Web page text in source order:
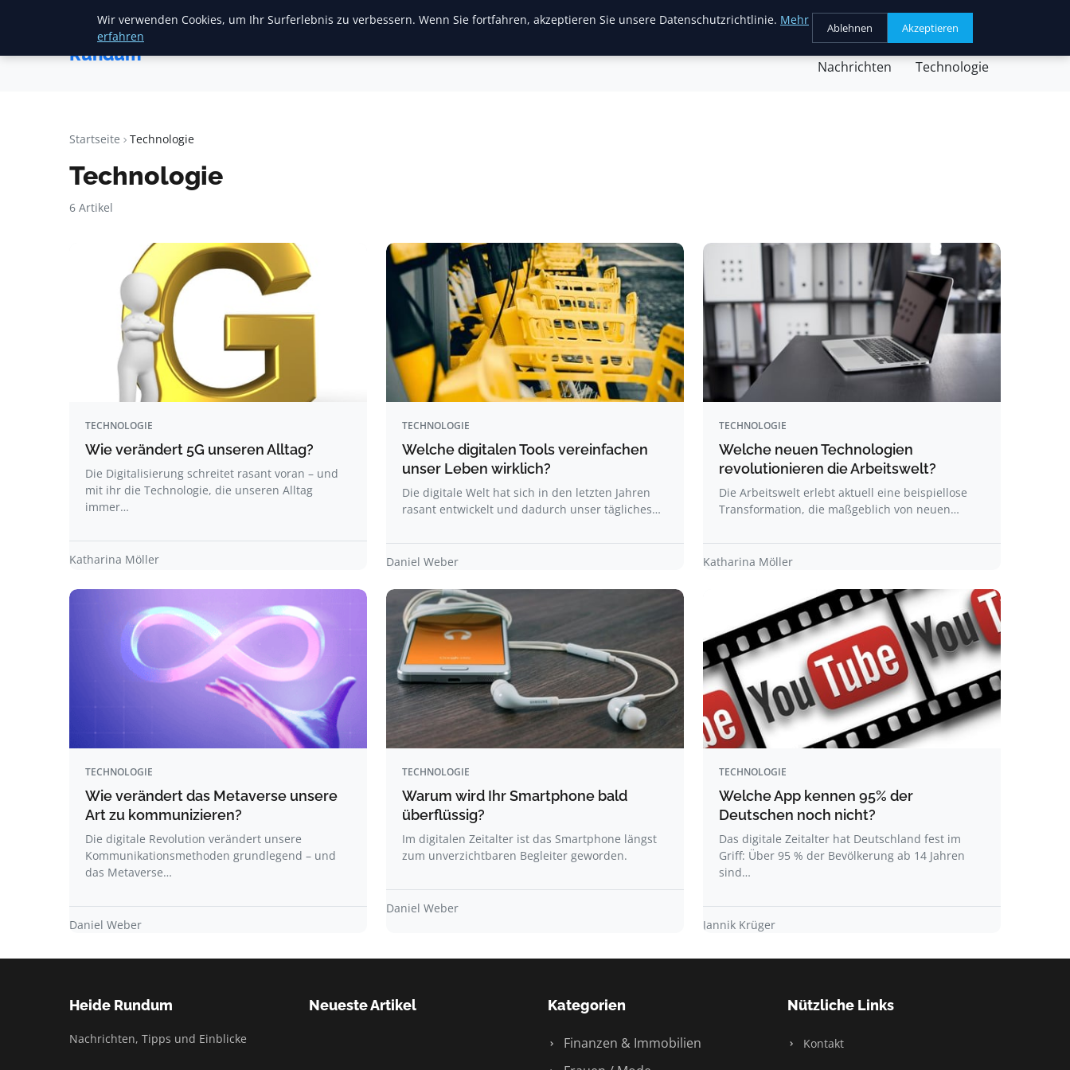
Heide
Rundum
Frauen / Mode Gesundheit Kochen Nachricht
Nachrichten Technologie
Startseite Technologie
Technologie
6 Artikel
TECHNOLOGIE
Wie verändert 5G unseren Alltag?
Die Digitalisierung schreitet rasant voran – und
mit ihr die Technologie, die unseren Alltag
immer…
Katharina Möller
TECHNOLOGIE
Welche digitalen Tools vereinfachen
unser Leben wirklich?
Die digitale Welt hat sich in den letzten Jahren
rasant entwickelt und dadurch unser tägliches…
Daniel Weber
TECHNOLOGIE
Welche neuen Technologien
revolutionieren die Arbeitswelt?
Die Arbeitswelt erlebt aktuell eine beispiellose
Transformation, die maßgeblich von neuen…
Katharina Möller
TECHNOLOGIE
Wie verändert das Metaverse unsere
Art zu kommunizieren?
Die digitale Revolution verändert unsere
Kommunikationsmethoden grundlegend – und
das Metaverse…
Daniel Weber
TECHNOLOGIE
Warum wird Ihr Smartphone bald
überflüssig?
Im digitalen Zeitalter ist das Smartphone längst
zum unverzichtbaren Begleiter geworden.
Daniel Weber
TECHNOLOGIE
Welche App kennen 95% der
Deutschen noch nicht?
Das digitale Zeitalter hat Deutschland fest im
Griff: Über 95 % der Bevölkerung ab 14 Jahren
sind…
Jannik Krüger
Heide Rundum
Nachrichten, Tipps und Einblicke
Neueste Artikel Kategorien
Finanzen & Immobilien
Nützliche Links
Kontakt
Wir verwenden Cookies, um Ihr Surferlebnis zu verbessern. Wenn Sie fortfahren, akzeptieren Sie unsere Datenschutzrichtlinie. Mehr
erfahren
Ablehnen Akzeptieren